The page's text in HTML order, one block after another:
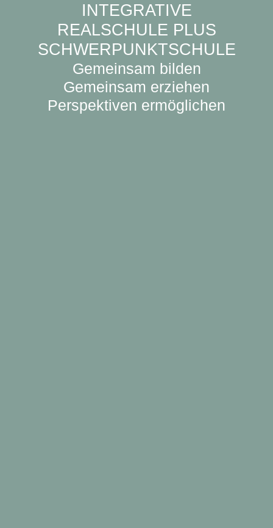
INTEGRATIVE
REALSCHULE PLUS
SCHWERPUNKTSCHULE
Gemeinsam bilden
Gemeinsam erziehen
Perspektiven ermöglichen